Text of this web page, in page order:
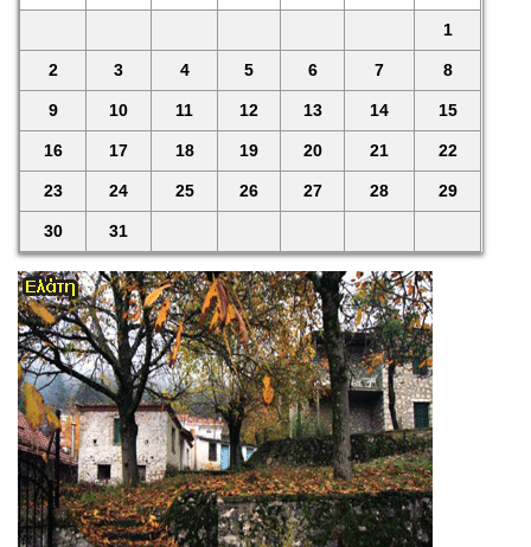
1
2 3 4 5 6 7 8
9 10 11 12 13 14 15
16 17 18 19 20 21 22
23 24 25 26 27 28 29
30 31